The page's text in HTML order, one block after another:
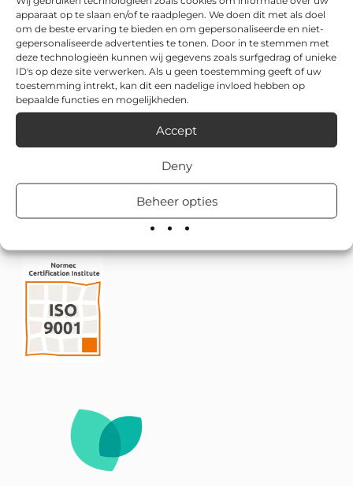
apparaat op te slaan en/of te raadplegen. We doen dit met als doel
om de beste ervaring te bieden en om gepersonaliseerde en niet-
gepersonaliseerde advertenties te tonen. Door in te stemmen met
deze technologieën kunnen wij gegevens zoals surfgedrag of unieke
ID's op deze site verwerken. Als u geen toestemming geeft of uw
toestemming intrekt, kan dit een nadelige invloed hebben op
bepaalde functies en mogelijkheden.
Accept
Deny
Beheer opties